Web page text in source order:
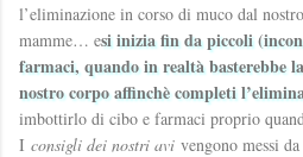
l’eliminazione in corso di muco dal
mamme… esi inizia fin da piccoli
farmaci, quando in realtà basterebbe
nostro corpo affinchè completi
imbottirlo di cibo e farmaci proprio
I consigli dei nostri avi vengono messi